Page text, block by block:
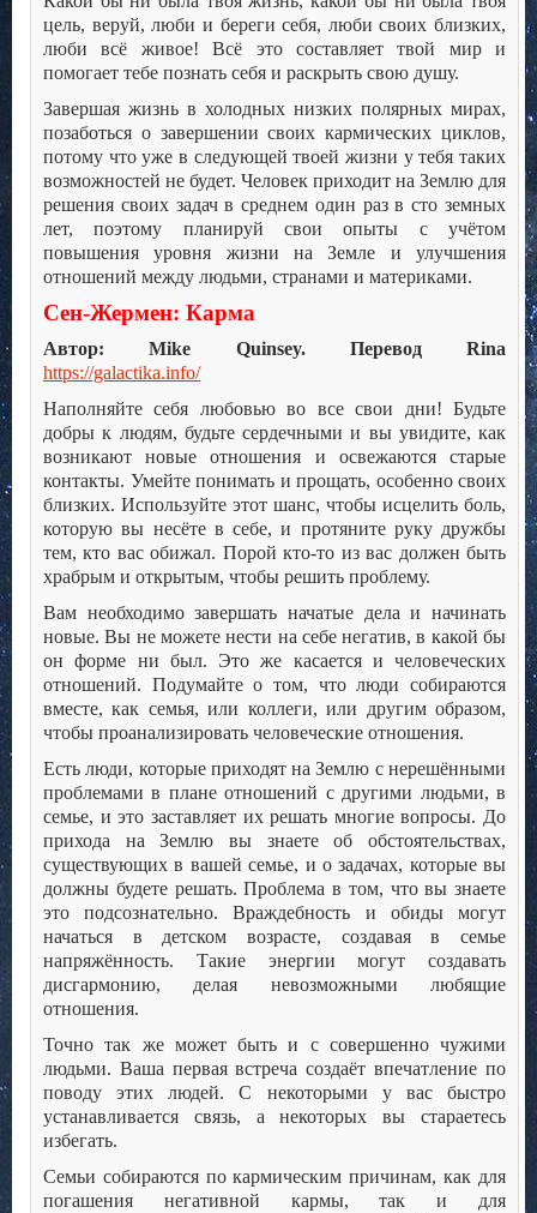
цель, веруй, люби и береги себя, люби своих близких,
люби всё живое! Всё это составляет твой мир и
помогает тебе познать себя и раскрыть свою душу.
Завершая жизнь в холодных низких полярных мирах,
позаботься о завершении своих кармических циклов,
потому что уже в следующей твоей жизни у тебя таких
возможностей не будет. Человек приходит на Землю для
решения своих задач в среднем один раз в сто земных
лет, поэтому планируй свои опыты с учётом
повышения уровня жизни на Земле и улучшения
отношений между людьми, странами и материками.
Сен-Жермен: Карма
Автор: Mike Quinsey. Перевод Rina
https://galactika.info/
Наполняйте себя любовью во все свои дни! Будьте
добры к людям, будьте сердечными и вы увидите, как
возникают новые отношения и освежаются старые
контакты. Умейте понимать и прощать, особенно своих
близких. Используйте этот шанс, чтобы исцелить боль,
которую вы несёте в себе, и протяните руку дружбы
тем, кто вас обижал. Порой кто-то из вас должен быть
храбрым и открытым, чтобы решить проблему.
Вам необходимо завершать начатые дела и начинать
новые. Вы не можете нести на себе негатив, в какой бы
он форме ни был. Это же касается и человеческих
отношений. Подумайте о том, что люди собираются
вместе, как семья, или коллеги, или другим образом,
чтобы проанализировать человеческие отношения.
Есть люди, которые приходят на Землю с нерешёнными
проблемами в плане отношений с другими людьми, в
семье, и это заставляет их решать многие вопросы. До
прихода на Землю вы знаете об обстоятельствах,
существующих в вашей семье, и о задачах, которые вы
должны будете решать. Проблема в том, что вы знаете
это подсознательно. Враждебность и обиды могут
начаться в детском возрасте, создавая в семье
напряжённость. Такие энергии могут создавать
дисгармонию, делая невозможными любящие
отношения.
Точно так же может быть и с совершенно чужими
людьми. Ваша первая встреча создаёт впечатление по
поводу этих людей. С некоторыми у вас быстро
устанавливается связь, а некоторых вы стараетесь
избегать.
Семьи собираются по кармическим причинам, как для
погашения негативной кармы, так и для